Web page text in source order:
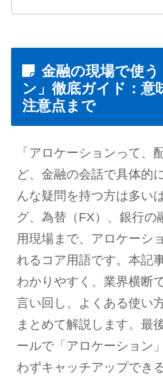
金融の現場で使
ン」徹底ガイド：意
注意点まで
「アロケーションって、
ど、金融の会話で具体
んな疑問を持つ方は多い
グ、為替（FX）、銀行の
用現場まで、アロケーシ
れるコア用語です。本記
わかりやすく、業界横断
言い回し、よくある使い
まとめて解説します。最
ールで「アロケーション
わずキャッチアップでき